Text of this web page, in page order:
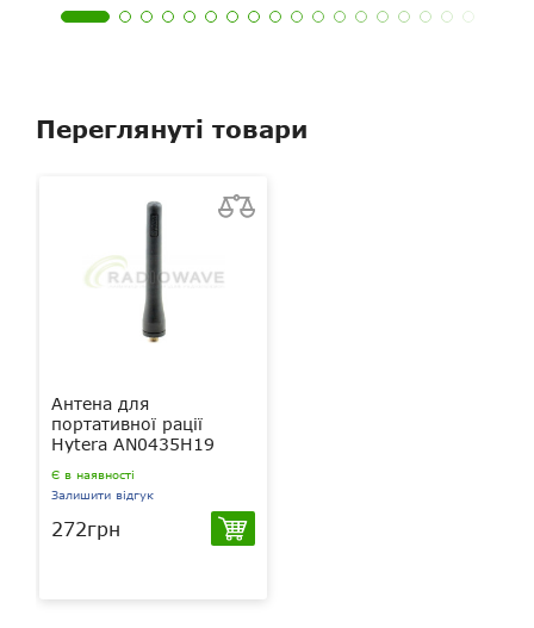
Переглянуті товари
Антена для
портативної рації
Hytera AN0435H19
Є в наявності
Залишити відгук
272грн